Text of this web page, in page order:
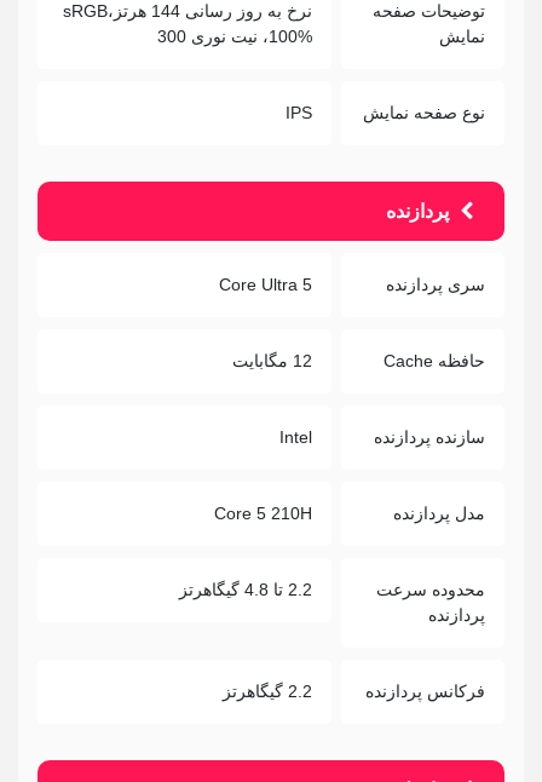
توضیحات صفحه
نمایش
نرخ به روز رسانی 144 هرتز،sRGB
100%، نیت نوری 300
نوع صفحه نمایش IPS
پردازنده
سری پردازنده Core Ultra 5
حافظه Cache 12 مگابایت
سازنده پردازنده Intel
مدل پردازنده Core 5 210H
محدوده سرعت
پردازنده
2.2 تا 4.8 گیگاهرتز
فرکانس پردازنده 2.2 گیگاهرتز